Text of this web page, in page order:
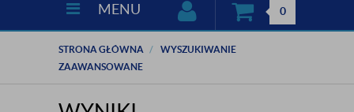
MENU 0
STRONA GŁÓWNA
WYSZUKIWANIE
ZAAWANSOWANE